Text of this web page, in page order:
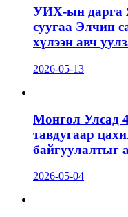
УИХ-ын дарга
суугаа Элчин
хүлээн авч
2026-05-13
Монгол Улсад
тавдугаар
байгуулалтыг
2026-05-04